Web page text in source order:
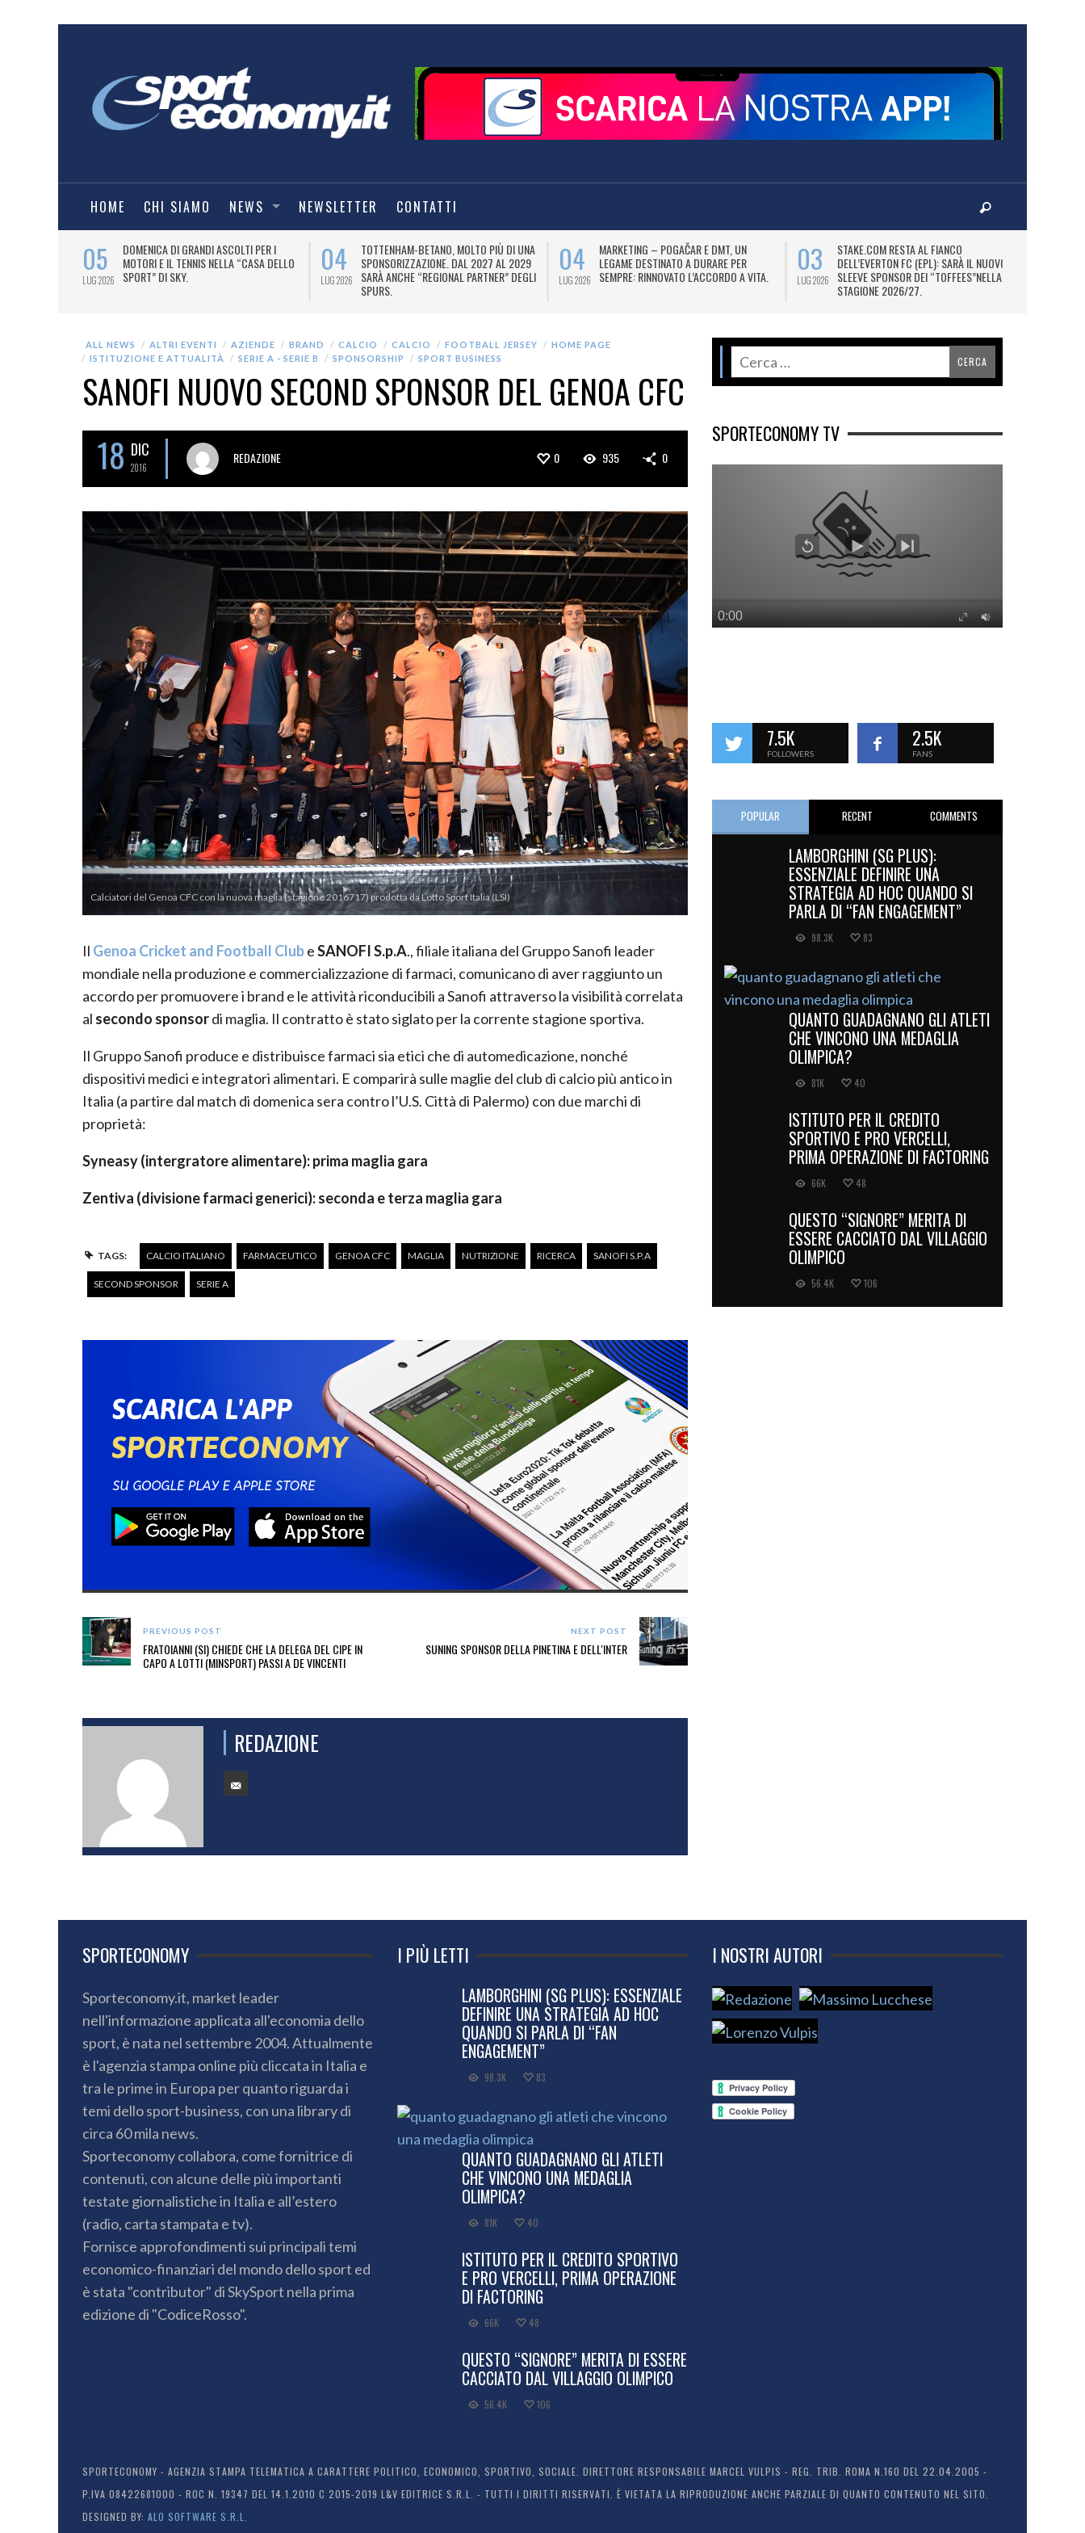
HOME CHI SIAMO NEWS NEWSLETTER CONTATTI
05
LUG 2026
DOMENICA DI GRANDI ASCOLTI PER I
MOTORI E IL TENNIS NELLA “CASA DELLO
SPORT” DI SKY.
04
LUG 2026
TOTTENHAM-BETANO, MOLTO PIÙ DI UNA
SPONSORIZZAZIONE. DAL 2027 AL 2029
SARÀ ANCHE “REGIONAL PARTNER” DEGLI
SPURS.
04
LUG 2026
MARKETING – POGAČAR E DMT, UN
LEGAME DESTINATO A DURARE PER
SEMPRE: RINNOVATO L’ACCORDO A VITA.
03
LUG 2026
STAKE.COM RESTA AL FIANCO
DELL’EVERTON FC (EPL): SARÀ IL NUOVO
SLEEVE SPONSOR DEI “TOFFEES”NELLA
STAGIONE 2026/27.
ALL NEWS ALTRI EVENTI AZIENDE BRAND CALCIO CALCIO FOOTBALL JERSEY
HOME PAGE
ISTITUZIONE E ATTUALITÀ
SERIE A - SERIE B SPONSORSHIP SPORT BUSINESS
SANOFI NUOVO SECOND SPONSOR DEL GENOA CFC
18 DIC
2016
REDAZIONE 0 935 0
Calciatori del Genoa CFC con la nuova maglia (stagione 2016717) prodotta da Lotto Sport Italia (LSI)
Il Genoa Cricket and Football ClubeSANOFI S.p.A., filiale italiana del Gruppo Sanofi leader
mondiale nella produzione e commercializzazione di farmaci, comunicano di aver raggiunto un
accordo per promuovere i brand e le attività riconducibili a Sanofi attraverso la visibilità correlata
al secondo sponsordi maglia. Il contratto è stato siglato per la corrente stagione sportiva.
Il Gruppo Sanofi produce e distribuisce farmaci sia etici che di automedicazione, nonché
dispositivi medici e integratori alimentari. E comparirà sulle maglie del club di calcio più antico in
Italia (a partire dal match di domenica sera contro l’U.S. Città di Palermo) con due marchi di
proprietà:
Syneasy (intergratore alimentare): prima maglia gara
Zentiva (divisione farmaci generici): seconda e terza maglia gara
TAGS: CALCIO ITALIANO FARMACEUTICO GENOA CFC MAGLIA NUTRIZIONE RICERCA SANOFI S.P.A
SECOND SPONSOR SERIE A
PREVIOUS POST
FRATOIANNI (SI) CHIEDE CHE LA DELEGA DEL CIPE IN
CAPO A LOTTI (MINSPORT) PASSI A DE VINCENTI
NEXT POST
SUNING SPONSOR DELLA PINETINA E DELL'INTER
REDAZIONE
SPORTECONOMY TV
7.5K
FOLLOWERS
2.5K
FANS
POPULAR RECENT COMMENTS
LAMBORGHINI (SG PLUS):
ESSENZIALE DEFINIRE UNA
STRATEGIA AD HOC QUANDO SI
PARLA DI “FAN ENGAGEMENT”
98.3K 83
QUANTO GUADAGNANO GLI ATLETI
CHE VINCONO UNA MEDAGLIA
OLIMPICA?
81K 40
ISTITUTO PER IL CREDITO
SPORTIVO E PRO VERCELLI,
PRIMA OPERAZIONE DI FACTORING
66K 48
QUESTO “SIGNORE” MERITA DI
ESSERE CACCIATO DAL VILLAGGIO
OLIMPICO
56.4K 106
SPORTECONOMY
Sporteconomy.it, market leader
nell'informazione applicata all'economia dello
sport, è nata nel settembre 2004. Attualmente
è l'agenzia stampa online più cliccata in Italia e
tra le prime in Europa per quanto riguarda i
temi dello sport-business, con una library di
circa 60 mila news.
Sporteconomy collabora, come fornitrice di
contenuti, con alcune delle più importanti
testate giornalistiche in Italia e all’estero
(radio, carta stampata e tv).
Fornisce approfondimenti sui principali temi
economico-finanziari del mondo dello sport ed
è stata "contributor" di SkySport nella prima
edizione di "CodiceRosso".
I PIÙ LETTI
LAMBORGHINI (SG PLUS): ESSENZIALE
DEFINIRE UNA STRATEGIA AD HOC
QUANDO SI PARLA DI “FAN
ENGAGEMENT”
98.3K 83
QUANTO GUADAGNANO GLI ATLETI
CHE VINCONO UNA MEDAGLIA
OLIMPICA?
81K 40
ISTITUTO PER IL CREDITO SPORTIVO
E PRO VERCELLI, PRIMA OPERAZIONE
DI FACTORING
66K 48
QUESTO “SIGNORE” MERITA DI ESSERE
CACCIATO DAL VILLAGGIO OLIMPICO
56.4K 106
I NOSTRI AUTORI
SPORTECONOMY - AGENZIA STAMPA TELEMATICA A CARATTERE POLITICO, ECONOMICO, SPORTIVO, SOCIALE. DIRETTORE RESPONSABILE MARCEL VULPIS - REG. TRIB. ROMA N.160 DEL 22.04.2005 -
P.IVA 08422681000 - ROC N. 19347 DEL 14.1.2010 C 2015-2019 L&V EDITRICE S.R.L. - TUTTI I DIRITTI RISERVATI. È VIETATA LA RIPRODUZIONE ANCHE PARZIALE DI QUANTO CONTENUTO NEL SITO.
DESIGNED BY: ALO SOFTWARE S.R.L.